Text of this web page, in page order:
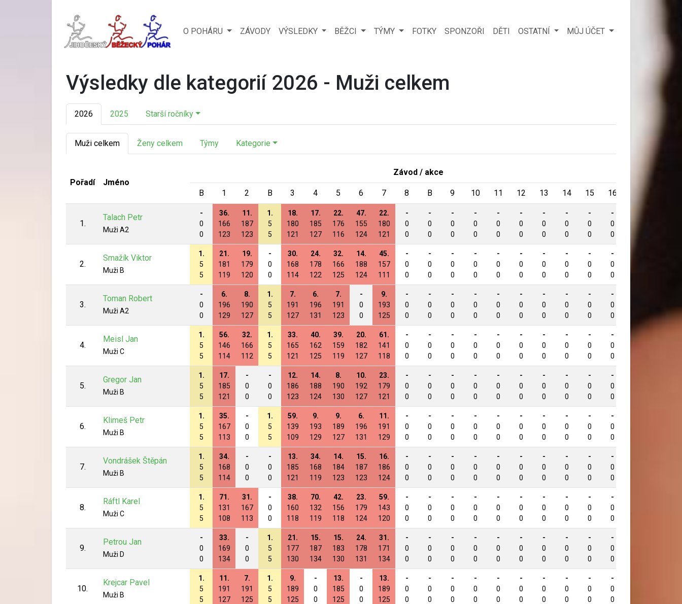
O POHÁRU ZÁVODY VÝSLEDKY BĚŽCI TÝMY FOTKY SPONZOŘI DĚTI OSTATNÍ MŮJ ÚČET
Výsledky dle kategorií 2026 - Muži celkem
2026 2025 Starší ročníky
Muži celkem Ženy celkem Týmy Kategorie
Pořadí Jméno
Závod / akce
B
1 2 B 3 4 5 6 7 8 B 9 10 11 12 13 14 15 16
1.
Talach Petr
Muži A2
-
0
0
36.
166
123
11.
187
123
1.
5
5
18.
180
121
17.
185
127
22.
176
116
47.
155
124
22.
180
121
-
0
0
-
0
0
-
0
0
-
0
0
-
0
0
-
0
0
-
0
0
-
0
0
-
0
0
-
0
0
2.
Smažík Viktor
Muži B
1.
5
5
21.
181
119
19.
179
120
-
0
0
30.
168
114
24.
178
122
32.
166
125
14.
188
124
45.
157
111
-
0
0
-
0
0
-
0
0
-
0
0
-
0
0
-
0
0
-
0
0
-
0
0
-
0
0
-
0
0
3.
Toman Robert
Muži A2
-
0
0
6.
196
129
8.
190
127
1.
5
5
7.
191
127
6.
196
131
7.
191
123
-
0
0
9.
193
125
-
0
0
-
0
0
-
0
0
-
0
0
-
0
0
-
0
0
-
0
0
-
0
0
-
0
0
-
0
0
4.
Meisl Jan
Muži C
1.
5
5
56.
146
114
32.
166
112
1.
5
5
33.
165
121
40.
162
125
39.
159
119
20.
182
127
61.
141
118
-
0
0
-
0
0
-
0
0
-
0
0
-
0
0
-
0
0
-
0
0
-
0
0
-
0
0
-
0
0
-
5.
Gregor Jan
Muži B
1.
5
5
17.
185
121
-
0
0
-
0
0
12.
186
123
14.
188
124
8.
190
130
10.
192
127
23.
179
121
-
0
0
-
0
0
-
0
0
-
0
0
-
0
0
-
0
0
-
0
0
-
0
0
-
0
0
-
0
0
6.
Klimeš Petr
Muži B
1.
5
5
35.
167
113
-
0
0
1.
5
5
59.
139
109
9.
193
129
9.
189
127
6.
196
131
11.
191
129
-
0
0
-
0
0
-
0
0
-
0
0
-
0
0
-
0
0
-
0
0
-
0
0
-
0
0
-
0
0
7.
Vondrášek Štěpán
Muži B
1.
5
5
34.
168
114
-
0
0
-
0
0
13.
185
121
34.
168
119
14.
184
123
15.
187
123
16.
186
124
-
0
0
-
0
0
-
0
0
-
0
0
-
0
0
-
0
0
-
0
0
-
0
0
-
0
0
-
0
0
8.
Ráftl Karel
Muži C
1.
5
5
71.
131
108
31.
167
113
-
0
0
38.
160
118
70.
132
119
42.
156
118
23.
179
124
59.
143
120
-
0
0
-
0
0
-
0
0
-
0
0
-
0
0
-
0
0
-
0
0
-
0
0
-
0
0
-
0
0
9.
Petrou Jan
Muži D
-
0
0
33.
169
134
-
0
0
1.
5
5
21.
177
130
15.
187
134
15.
183
130
24.
178
131
31.
171
134
-
0
0
-
0
0
-
0
0
-
0
0
-
0
0
-
0
0
-
0
0
-
0
0
-
0
0
-
0
0
10.
Krejcar Pavel
Muži B
1.
5
5
11.
191
127
7.
191
125
1.
5
5
9.
189
125
-
0
0
13.
185
125
-
0
0
13.
189
125
-
0
0
-
0
0
-
0
0
-
0
0
-
0
0
-
0
0
-
0
0
-
0
0
-
0
0
-
0
0